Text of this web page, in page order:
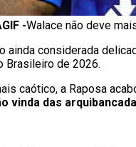
-Walace não deve
ainda considerada
Brasileiro de 2026.
caótico, a Raposa
vinda das